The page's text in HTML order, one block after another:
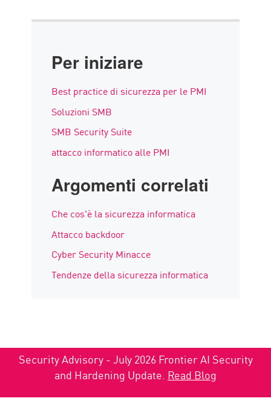
Per iniziare
Best practice di sicurezza per le PMI
Soluzioni SMB
SMB Security Suite
attacco informatico alle PMI
Argomenti correlati
Che cos'è la sicurezza informatica
Attacco backdoor
Cyber Security Minacce
Tendenze della sicurezza informatica
Security Advisory - July 2026 Frontier AI Security
and Hardening Update. Read Blog